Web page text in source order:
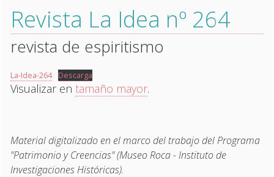
Revista La Idea nº 264
revista de espiritismo
La-Idea-264 Descarga
Visualizar entamaño mayor.
Material digitalizado en el marco del trabajo del Programa
"Patrimonio y Creencias" (Museo Roca - Instituto de
Investigaciones Históricas).